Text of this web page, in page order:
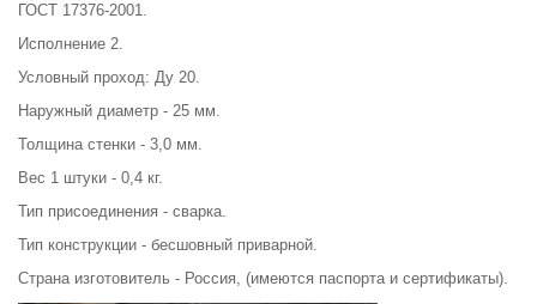
ГОСТ 17376-2001.
Исполнение 2.
Условный проход: Ду 20.
Наружный диаметр - 25 мм.
Толщина стенки - 3,0 мм.
Вес 1 штуки - 0,4 кг.
Тип присоединения - сварка.
Тип конструкции - бесшовный приварной.
Страна изготовитель - Россия, (имеются паспорта и сертификаты).